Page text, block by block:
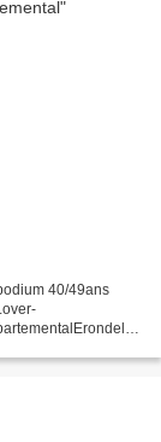
40/49ans